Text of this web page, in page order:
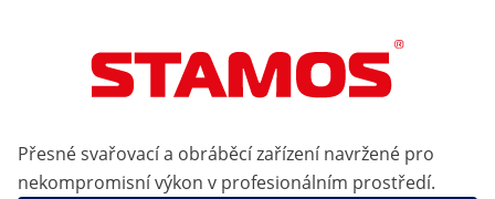
Přesné svařovací a obráběcí zařízení navržené pro
nekompromisní výkon v profesionálním prostředí.